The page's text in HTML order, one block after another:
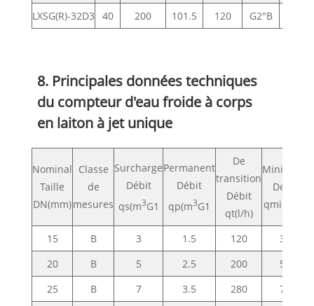
LXSG(R)-32D3 40 200 101.5 120 G2"B
8. Principales données techniques
du compteur d'eau froide à corps
en laiton à jet unique
Nominal
Taille
DN(mm)
Classe
de
mesures
Surcharge
Débit
qs(m3G1
Permanent
Débit
qp(m3G1
De
transition
Débit
qt(l/h)
Minimum
Débit
qmin(l/h)
15 B 3 1.5 120
30
20
B 5 2.5 200
50
25
B 7 3.5 280
70